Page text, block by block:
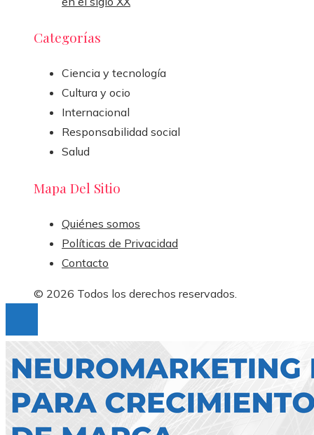
Categorías
Ciencia y tecnología
Cultura y ocio
Internacional
Responsabilidad social
Salud
Mapa Del Sitio
Quiénes somos
Políticas de Privacidad
Contacto
© 2026 Todos los derechos reservados.